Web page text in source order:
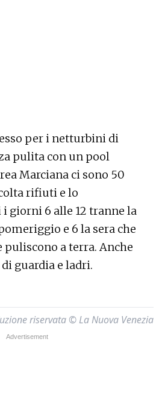
per i netturbini di
pulita con un pool
Marciana ci sono 50
rifiuti e lo
giorni 6 alle 12 tranne la
e 6 la sera che
puliscono a terra. Anche
guardia e ladri.
riservata © La Nuova Venezia